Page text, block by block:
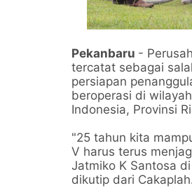
Pekanbaru -
tercatat sebagai
persiapan
beroperasi di
Indonesia, Provinsi
"25 tahun kita
V harus terus
Jatmiko K Santosa
dikutip dari